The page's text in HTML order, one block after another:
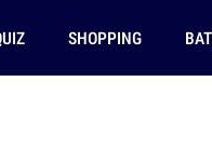
SHOPPING